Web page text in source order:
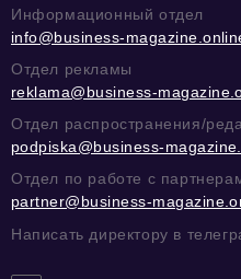
Информационный отдел
info@business-
Отдел рекламы
reklama@business-
Отдел распространения/
podpiska@business-
Отдел по работе с
partner@business-
Написать директору в